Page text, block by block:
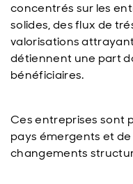
concentrés sur les
solides, des flux de
valorisations
détiennent une part
bénéficiaires.
Ces entreprises sont
pays émergents et
changements